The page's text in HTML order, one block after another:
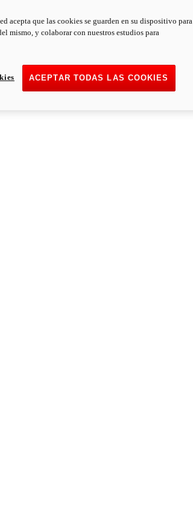
acepta que las cookies se guarden en su dispositivo para
mismo, y colaborar con nuestros estudios para
ACEPTAR TODAS LAS COOKIES